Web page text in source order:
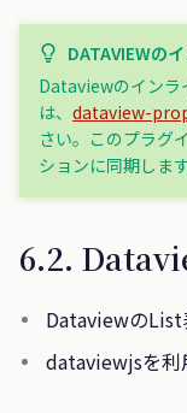
DATAVIEWの
Dataviewのインラ
は、 dataview-
さい。このプラグ
ションに同期します
6.2.
DataviewのList
dataviewjsを利